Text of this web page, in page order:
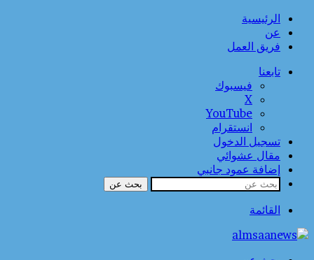
الرئيسية
عن
فريق العمل
تابعنا
فيسبوك
‫X
‫YouTube
انستقرام
تسجيل الدخول
مقال عشوائي
إضافة عمود جانبي
بحث عن
القائمة